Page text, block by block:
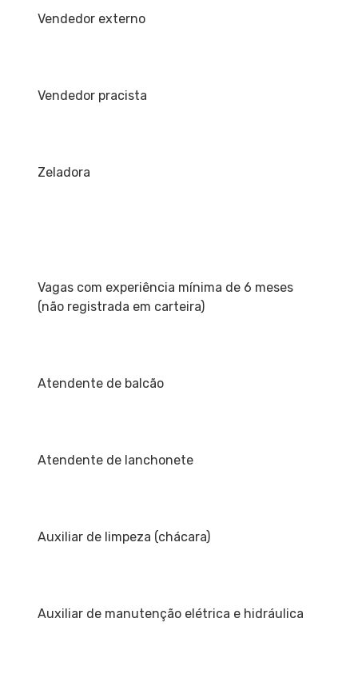
Vendedor externo
Vendedor pracista
Zeladora
Vagas com experiência mínima de 6 meses
(não registrada em carteira)
Atendente de balcão
Atendente de lanchonete
Auxiliar de limpeza (chácara)
Auxiliar de manutenção elétrica e hidráulica